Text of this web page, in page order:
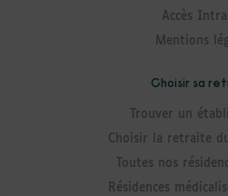
Accès
Mentions
Choisir sa
Trouver un
Choisir la retraite
Toutes nos
Résidences